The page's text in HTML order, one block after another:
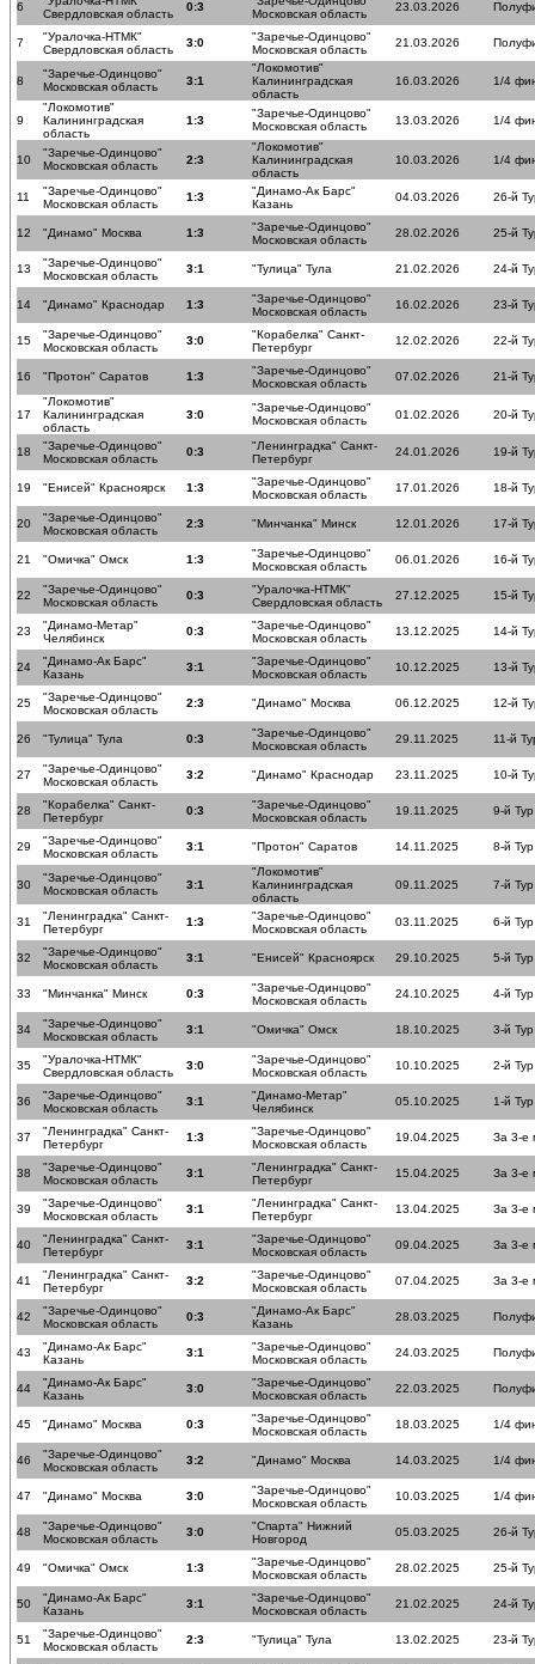
6
Свердловская область
0:3
Московская область
23.03.2026
7
"Уралочка-НТМК"
Свердловская область
3:0
"Заречье-Одинцово"
Московская область
21.03.2026
8
"Заречье-Одинцово"
Московская область
3:1
"Локомотив"
Калининградская
область
16.03.2026 1/4
9
"Локомотив"
Калининградская
область
1:3
"Заречье-Одинцово"
Московская область
13.03.2026 1/4
10
"Заречье-Одинцово"
Московская область
2:3
"Локомотив"
Калининградская
область
10.03.2026 1/4
11
"Заречье-Одинцово"
Московская область
1:3
"Динамо-Ак Барс"
Казань
04.03.2026 26-й
12 "Динамо" Москва 1:3
"Заречье-Одинцово"
Московская область
28.02.2026 25-й
13
"Заречье-Одинцово"
Московская область
3:1 "Тулица" Тула 21.02.2026 24-й
14 "Динамо" Краснодар 1:3
"Заречье-Одинцово"
Московская область
16.02.2026 23-й
15
"Заречье-Одинцово"
Московская область
3:0
"Корабелка" Санкт-
Петербург
12.02.2026 22-й
16 "Протон" Саратов 1:3
"Заречье-Одинцово"
Московская область
07.02.2026 21-й
17
"Локомотив"
Калининградская
область
3:0
"Заречье-Одинцово"
Московская область
01.02.2026 20-й
18
"Заречье-Одинцово"
Московская область
0:3
"Ленинградка" Санкт-
Петербург
24.01.2026 19-й
19 "Енисей" Красноярск 1:3
"Заречье-Одинцово"
Московская область
17.01.2026 18-й
20
"Заречье-Одинцово"
Московская область
2:3 "Минчанка" Минск 12.01.2026 17-й
21 "Омичка" Омск 1:3
"Заречье-Одинцово"
Московская область
06.01.2026 16-й
22
"Заречье-Одинцово"
Московская область
0:3
"Уралочка-НТМК"
Свердловская область
27.12.2025 15-й
23
"Динамо-Метар"
Челябинск
0:3
"Заречье-Одинцово"
Московская область
13.12.2025 14-й
24
"Динамо-Ак Барс"
Казань
3:1
"Заречье-Одинцово"
Московская область
10.12.2025 13-й
25
"Заречье-Одинцово"
Московская область
2:3 "Динамо" Москва 06.12.2025 12-й
26 "Тулица" Тула 0:3
"Заречье-Одинцово"
Московская область
29.11.2025 11-й
27
"Заречье-Одинцово"
Московская область
3:2 "Динамо" Краснодар 23.11.2025 10-й
28
"Корабелка" Санкт-
Петербург
0:3
"Заречье-Одинцово"
Московская область
19.11.2025 9-й Тур
29
"Заречье-Одинцово"
Московская область
3:1 "Протон" Саратов 14.11.2025 8-й Тур
30
"Заречье-Одинцово"
Московская область
3:1
"Локомотив"
Калининградская
область
09.11.2025 7-й Тур
31
"Ленинградка" Санкт-
Петербург
1:3
"Заречье-Одинцово"
Московская область
03.11.2025 6-й Тур
32
"Заречье-Одинцово"
Московская область
3:1 "Енисей" Красноярск 29.10.2025 5-й Тур
33 "Минчанка" Минск 0:3
"Заречье-Одинцово"
Московская область
24.10.2025 4-й Тур
34
"Заречье-Одинцово"
Московская область
3:1 "Омичка" Омск 18.10.2025 3-й Тур
35
"Уралочка-НТМК"
Свердловская область
3:0
"Заречье-Одинцово"
Московская область
10.10.2025 2-й Тур
36
"Заречье-Одинцово"
Московская область
3:1
"Динамо-Метар"
Челябинск
05.10.2025 1-й Тур
37
"Ленинградка" Санкт-
Петербург
1:3
"Заречье-Одинцово"
Московская область
19.04.2025 За 3-е
38
"Заречье-Одинцово"
Московская область
3:1
"Ленинградка" Санкт-
Петербург
15.04.2025 За 3-е
39
"Заречье-Одинцово"
Московская область
3:1
"Ленинградка" Санкт-
Петербург
13.04.2025 За 3-е
40
"Ленинградка" Санкт-
Петербург
3:1
"Заречье-Одинцово"
Московская область
09.04.2025 За 3-е
41
"Ленинградка" Санкт-
Петербург
3:2
"Заречье-Одинцово"
Московская область
07.04.2025 За 3-е
42
"Заречье-Одинцово"
Московская область
0:3
"Динамо-Ак Барс"
Казань
28.03.2025
43
"Динамо-Ак Барс"
Казань
3:1
"Заречье-Одинцово"
Московская область
24.03.2025
44
"Динамо-Ак Барс"
Казань
3:0
"Заречье-Одинцово"
Московская область
22.03.2025
45 "Динамо" Москва 0:3
"Заречье-Одинцово"
Московская область
18.03.2025 1/4
46
"Заречье-Одинцово"
Московская область
3:2 "Динамо" Москва 14.03.2025 1/4
47 "Динамо" Москва 3:0
"Заречье-Одинцово"
Московская область
10.03.2025 1/4
48
"Заречье-Одинцово"
Московская область
3:0
"Спарта" Нижний
Новгород
05.03.2025 26-й
49 "Омичка" Омск 1:3
"Заречье-Одинцово"
Московская область
28.02.2025 25-й
50
"Динамо-Ак Барс"
Казань
3:1
"Заречье-Одинцово"
Московская область
21.02.2025 24-й
51
"Заречье-Одинцово"
Московская область
2:3 "Тулица" Тула 13.02.2025 23-й